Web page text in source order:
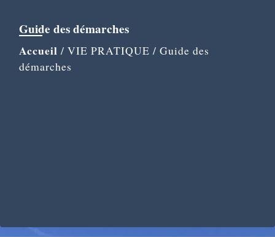
Guide des démarches
Accueil / VIE PRATIQUE / Guide des
démarches